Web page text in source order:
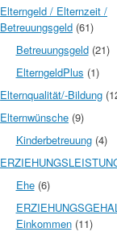
Elterngeld / Elternzeit /
Betreuungsgeld (61)
Betreuungsgeld(21)
ElterngeldPlus (1)
Elternqualität/-Bildung
Elternwünsche (9)
Kinderbetreuung(4)
Ehe(6)
Einkommen(11)